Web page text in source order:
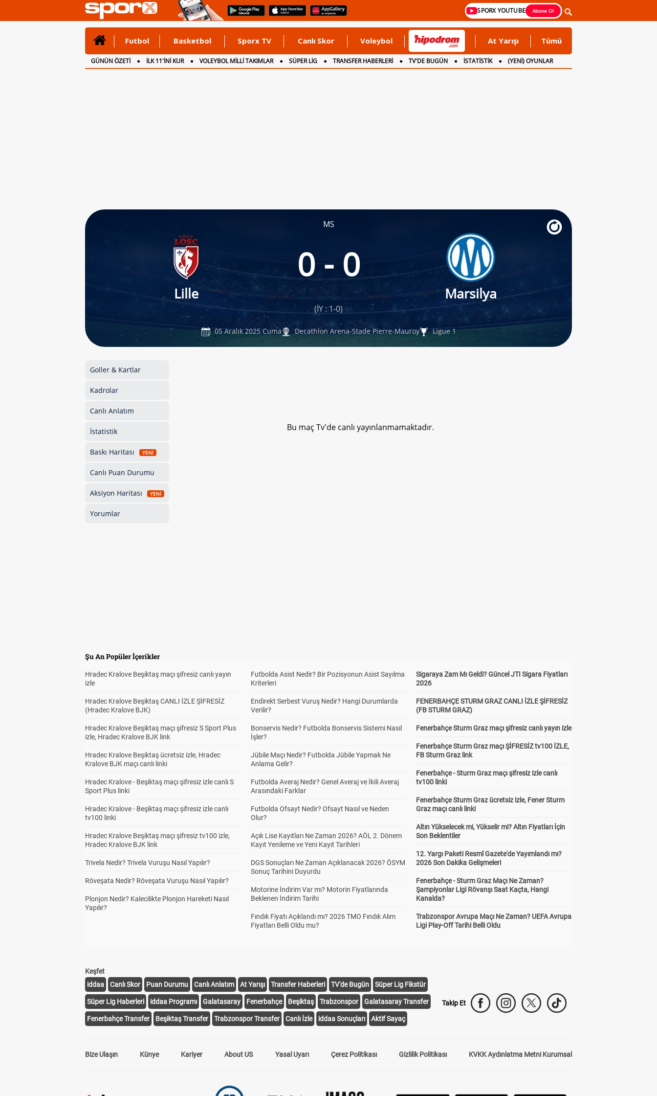
SPORX YOUTUBE Abone Ol
Futbol Basketbol Sporx TV Canlı Skor Voleybol At Yarışı Tümü
GÜNÜN ÖZETİ İLK 11'İNİ KUR VOLEYBOL MİLLİ TAKIMLAR SÜPER LİG TRANSFER HABERLERİ TV'DE BUGÜN İSTATİSTİK
(YENİ) OYUNLAR
CANLI ANLATIM
İNGİLTERE
MS
Lille
0 - 0
Marsilya
(İY : 1-0)
05 Aralık 2025 Cuma Decathlon Arena-Stade Pierre-Mauroy Ligue 1
Goller & Kartlar
Kadrolar
Canlı Anlatım
İstatistik
Baskı Haritası YENİ
Canlı Puan Durumu
Aksiyon Haritası YENİ
Yorumlar
Bu maç Tv'de canlı yayınlanmamaktadır.
Şu An Popüler İçerikler
Hradec Kralove Beşiktaş maçı şifresiz canlı yayın
izle
Hradec Kralove Beşiktaş CANLI İZLE ŞİFRESİZ
(Hradec Kralove BJK)
Hradec Kralove Beşiktaş maçı şifresiz S Sport Plus
izle, Hradec Kralove BJK link
Hradec Kralove Beşiktaş ücretsiz izle, Hradec
Kralove BJK maçı canlı linki
Hradec Kralove - Beşiktaş maçı şifresiz izle canlı S
Sport Plus linki
Hradec Kralove - Beşiktaş maçı şifresiz izle canlı
tv100 linki
Hradec Kralove Beşiktaş maçı şifresiz tv100 izle,
Hradec Kralove BJK link
Trivela Nedir? Trivela Vuruşu Nasıl Yapılır?
Röveşata Nedir? Röveşata Vuruşu Nasıl Yapılır?
Plonjon Nedir? Kalecilikte Plonjon Hareketi Nasıl
Yapılır?
Futbolda Asist Nedir? Bir Pozisyonun Asist Sayılma
Kriterleri
Endirekt Serbest Vuruş Nedir? Hangi Durumlarda
Verilir?
Bonservis Nedir? Futbolda Bonservis Sistemi Nasıl
İşler?
Jübile Maçı Nedir? Futbolda Jübile Yapmak Ne
Anlama Gelir?
Futbolda Averaj Nedir? Genel Averaj ve İkili Averaj
Arasındaki Farklar
Futbolda Ofsayt Nedir? Ofsayt Nasıl ve Neden
Olur?
Açık Lise Kayıtları Ne Zaman 2026? AÖL 2. Dönem
Kayıt Yenileme ve Yeni Kayıt Tarihleri
DGS Sonuçları Ne Zaman Açıklanacak 2026? ÖSYM
Sonuç Tarihini Duyurdu
Motorine İndirim Var mı? Motorin Fiyatlarında
Beklenen İndirim Tarihi
Fındık Fiyatı Açıklandı mı? 2026 TMO Fındık Alım
Fiyatları Belli Oldu mu?
Sigaraya Zam Mı Geldi? Güncel JTI Sigara Fiyatları
2026
FENERBAHÇE STURM GRAZ CANLI İZLE ŞİFRESİZ
(FB STURM GRAZ)
Fenerbahçe Sturm Graz maçı şifresiz canlı yayın izle
Fenerbahçe Sturm Graz maçı ŞİFRESİZ tv100 İZLE,
FB Sturm Graz link
Fenerbahçe - Sturm Graz maçı şifresiz izle canlı
tv100 linki
Fenerbahçe Sturm Graz ücretsiz izle, Fener Sturm
Graz maçı canlı linki
Altın Yükselecek mi, Yükselir mi? Altın Fiyatları İçin
Son Beklentiler
12. Yargı Paketi Resmî Gazete'de Yayımlandı mı?
2026 Son Dakika Gelişmeleri
Fenerbahçe - Sturm Graz Maçı Ne Zaman?
Şampiyonlar Ligi Rövanşı Saat Kaçta, Hangi
Kanalda?
Trabzonspor Avrupa Maçı Ne Zaman? UEFA Avrupa
Ligi Play-Off Tarihi Belli Oldu
Keşfet
iddaa
Canlı Skor Puan Durumu Canlı Anlatım At Yarışı Transfer Haberleri TV'de Bugün Süper Lig Fikstür
Süper Lig Haberleri iddaa Programı Galatasaray Fenerbahçe Beşiktaş Trabzonspor Galatasaray Transfer
Fenerbahçe Transfer Beşiktaş Transfer Trabzonspor Transfer Canlı İzle iddaa Sonuçları Aktif Sayaç
Takip Et
Bize Ulaşın Künye Kariyer About US Yasal Uyarı Çerez Politikası Gizlilik Politikası KVKK Aydınlatma Metni Kurumsal